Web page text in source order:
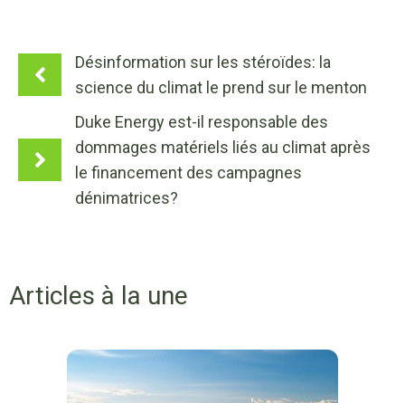
Désinformation sur les stéroïdes: la
science du climat le prend sur le menton
Duke Energy est-il responsable des
dommages matériels liés au climat après
le financement des campagnes
dénimatrices?
Articles à la une